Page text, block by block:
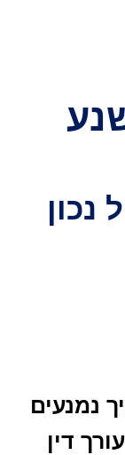
נמנעים
דין